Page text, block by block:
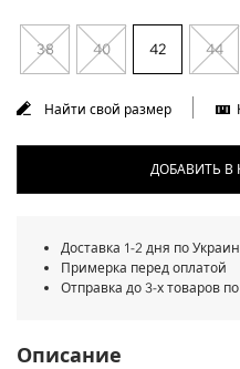
38 40 42 44
Найти свой размер
ДОБАВИТЬ В
Доставка 1-2 дня по
Примерка перед оплатой
Отправка до 3-х товаров
Описание